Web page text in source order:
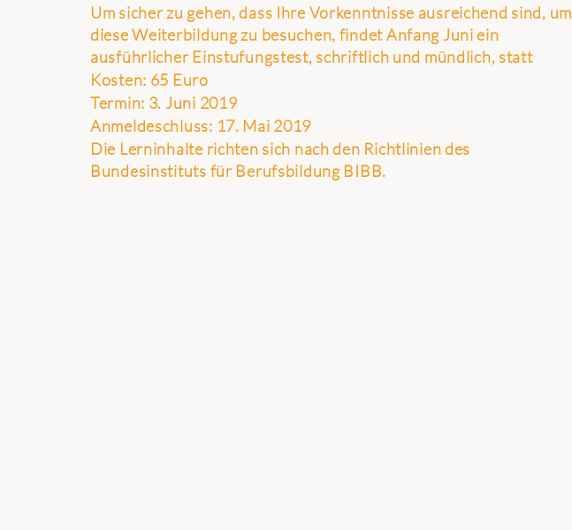
Um sicher zu gehen, dass Ihre Vorkenntnisse ausreichend sind, um
diese Weiterbildung zu besuchen, findet Anfang Juni ein
ausführlicher Einstufungstest, schriftlich und mündlich, statt
Kosten: 65 Euro
Termin: 3. Juni 2019
Anmeldeschluss: 17. Mai 2019
Die Lerninhalte richten sich nach den Richtlinien des
Bundesinstituts für Berufsbildung BIBB.